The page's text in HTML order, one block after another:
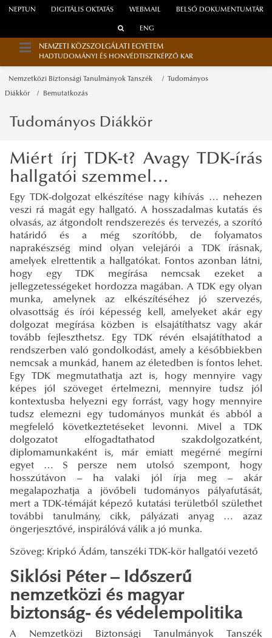
WEBMAIL
NEPTUN DIGITÁLIS OKTATÁS BELSŐ DOKUMENTUMTÁR
ENG
NEMZETI KÖZSZOLGÁLATI EGYETEM
HADTUDOMÁNYI ÉS HONVÉDTISZTKÉPZŐ KAR
Nemzetközi Biztonsági Tanulmányok Tanszék Tudományos
Diákkör Bemutatkozás
Tudományos Diákkör
Miért írj TDK-t? Avagy TDK-írás
hallgatói szemmel…
Egy TDK-dolgozat elkészítése nagy kihívás … nehezen
veszi rá magát egy hallgató. A hosszadalmas kutatás és
olvasás, az átgondolt rendszerezés és tervezés, a szorító
határidő és a még szorítóbb, de folyamatos
naprakészség mind olyan velejárói a TDK írásnak,
amelyek elrettentik a hallgatókat. Fontos azonban látni,
hogy egy TDK megírása nemcsak ezeket a
jellegzetességeket hordozza magában. A TDK egy olyan
munka, amelynek az elkészítéséhez jó szervezés,
olvasottság és írói képesség kell, amelyeket akár egy
dolgozat megírása közben is elsajátíthatsz vagy akár
tovább fejleszthetsz. Egy TDK révén elsajátíthatod a
rendszerben való gondolkodást, amely a későbbiekben
nemcsak a munkád, hanem az életedben is fontos lehet.
Egy TDK megmutathatja azt is, hogy mennyire vagy
képes jól szöveget értelmezni, mennyire tudsz jól
kontextusba helyezni egy forrást, vagy hogy mennyire
tudsz elemezni egy tudományos munkát és abból a
megfelelő következtetéseket levonni. Mivel a TDK
dolgozatot elfogadtathatod szakdolgozatként,
diplomamunkaként is, már emiatt megérné megírni
egyet … S persze nem utolsó szempont, hogy
hosszútávon – ha valaki jól írja meg – akár
megalapozhatja a jövőbeli tudományos pályafutását,
mert a TDK-témáját képező kutatási területből születhet
további tanulmány, cikk, pályázati anyag … azaz
öngerjesztővé, inspirálóvá válik a jó munka.
Szöveg: Kripkó Ádám, tanszéki TDK-kör hallgatói vezető
Siklósi Péter – Időszerű
nemzetközi és magyar
biztonság- és védelempolitika
A Nemzetközi Biztonsági Tanulmányok Tanszék